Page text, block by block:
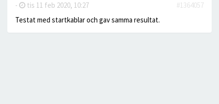
- tis 11 feb 2020, 10:27
#1364057
Testat med startkablar och gav samma resultat.